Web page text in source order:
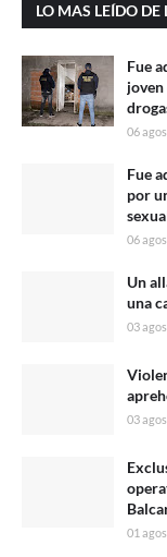
LO MAS LEÍDO
Fue
06
Fue
por
06
Un
una
03
03
01